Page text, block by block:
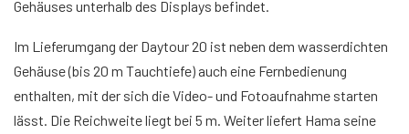
Gehäuses unterhalb des Displays befindet.
Im Lieferumgang der Daytour 20 ist neben dem wasserdichten
Gehäuse (bis 20 m Tauchtiefe) auch eine Fernbedienung
enthalten, mit der sich die Video- und Fotoaufnahme starten
lässt. Die Reichweite liegt bei 5 m. Weiter liefert Hama seine